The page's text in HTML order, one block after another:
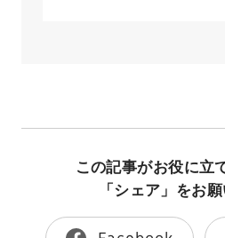
この記事がお役に立
「シェア」をお